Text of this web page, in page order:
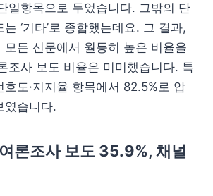
일항목으로 두었습니다. 그밖의 단
‘기타’로 종합했는데요. 그 결과,
모든 신문에서 월등히 높은 비율을
조사 보도 비율은 미미했습니다. 특
도·지지율 항목에서 82.5%로 압
였습니다.
론조사 보도 35.9%, 채널